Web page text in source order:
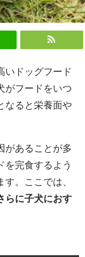
いドッグフード
がフードをいつ
なると栄養面や
があることが多
を完食するよう
。ここでは、
らに子犬におす